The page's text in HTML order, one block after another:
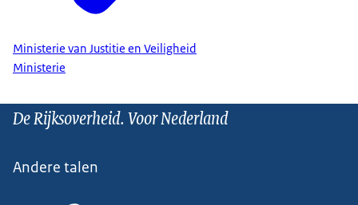
Ministerie van Justitie en Veiligheid
Ministerie
De Rijksoverheid. Voor Nederland
Andere talen